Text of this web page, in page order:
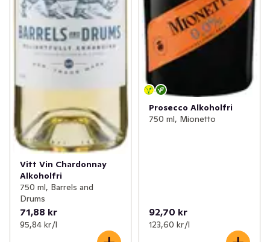
Vitt Vin Chardonnay
Alkoholfri
750 ml, Barrels and
Drums
71,88 kr
95,84 kr /l
Prosecco Alkoholfri
750 ml, Mionetto
92,70 kr
123,60 kr /l